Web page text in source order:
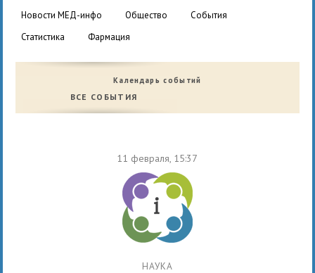
новости МЕД-инфо
общество
события
статистика
фармация
Календарь событий
ВСЕ СОБЫТИЯ
11 февраля, 15:37
НАУКА